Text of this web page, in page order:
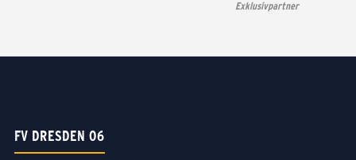
Exklusivpartner
FV DRESDEN 06